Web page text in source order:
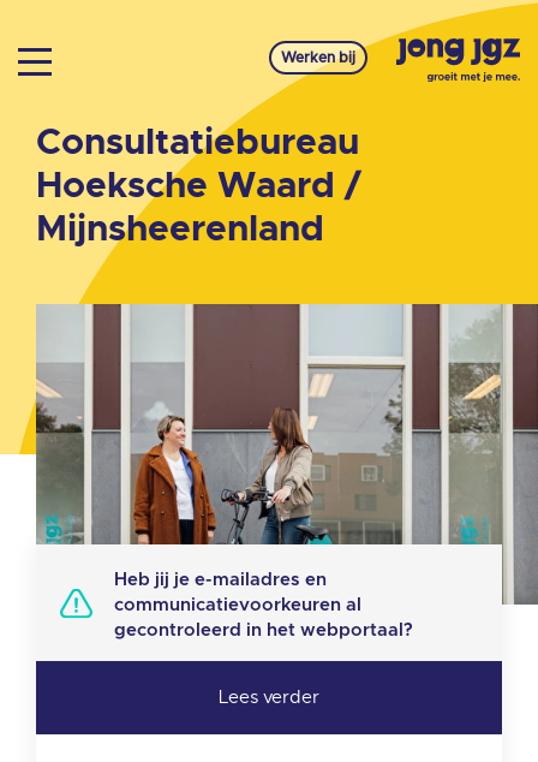
Consultatiebureau
Hoeksche Waard /
Mijnsheerenland
Heb jij je e-mailadres en
communicatievoorkeuren al
gecontroleerd in het webportaal?
Werken bij